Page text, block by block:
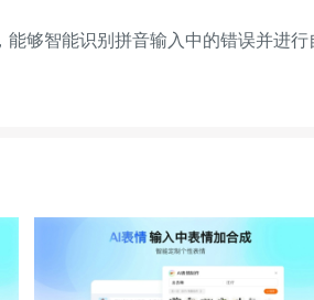
智能识别拼音输入中的错误并进行